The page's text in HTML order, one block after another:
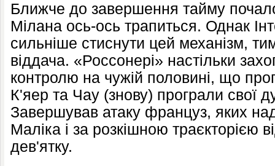
Ближче до завершення тайму
Мілана ось-ось трапиться. Однак
сильніше стиснути цей механізм,
віддача. «Россонері» настільки
контролю на чужій половині, що
К'яер та Чау (знову) програли свої
Завершував атаку француз, яких
Маліка і за розкішною траєкторією
дев'ятку.